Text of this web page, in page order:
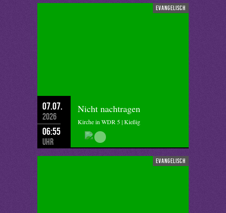
evangelisch
07.07.
2026
06:55
Uhr
Nicht nachtragen
Kirche in WDR 5 | Kießig
evangelisch